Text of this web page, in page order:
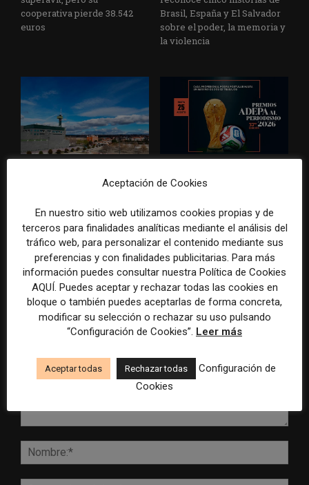
cooperativa pierde 38.542
euros
Brasil, España y El Salvador
sobre el poder, la memoria y
la violencia
establece un sistema de
inteligencia artificial
especial para la mejor
Mundial 2026
DEJA UNA RESPUESTA
Aceptación de Cookies
En nuestro sitio web utilizamos cookies propias y de
terceros para finalidades analíticas mediante el análisis del
tráfico web, para personalizar el contenido mediante sus
preferencias y con finalidades publicitarias. Para más
información puedes consultar nuestra Política de Cookies
AQUÍ. Puedes aceptar y rechazar todas las cookies en
bloque o también puedes aceptarlas de forma concreta,
modificar su selección o rechazar su uso pulsando
“Configuración de Cookies”. Leer más
Aceptar todas Rechazar todas
Configuración de
Cookies